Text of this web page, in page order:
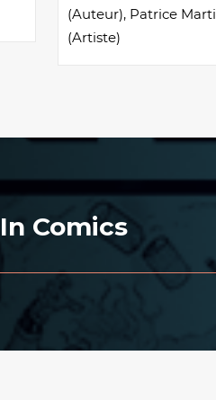
(Auteur), Patrice
(Artiste)
Comics